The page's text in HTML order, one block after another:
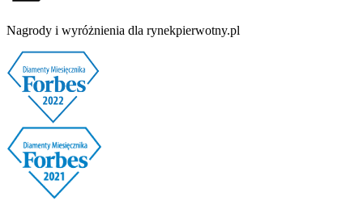
Nagrody i wyróżnienia dla rynekpierwotny.pl